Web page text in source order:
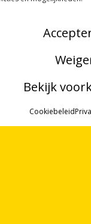
Bekijk
Cookiebeleid
GEDICHTEN
VIA SOCIALE